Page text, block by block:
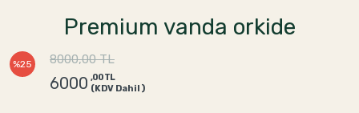
Premium vanda orkide
%25 8000,00 TL
6000 ,00 TL
(KDV Dahil)